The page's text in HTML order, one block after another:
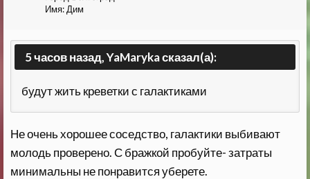
Имя: Дим
5 часов назад, YaMaryka сказал(а):
будут жить креветки с галактиками
Не очень хорошее соседство, галактики выбивают
молодь проверено. С бражкой пробуйте- затраты
минимальны не понравится уберете.